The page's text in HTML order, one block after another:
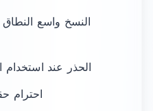
النسخ واسع النطاق
الحذر عند استخدام
احترام